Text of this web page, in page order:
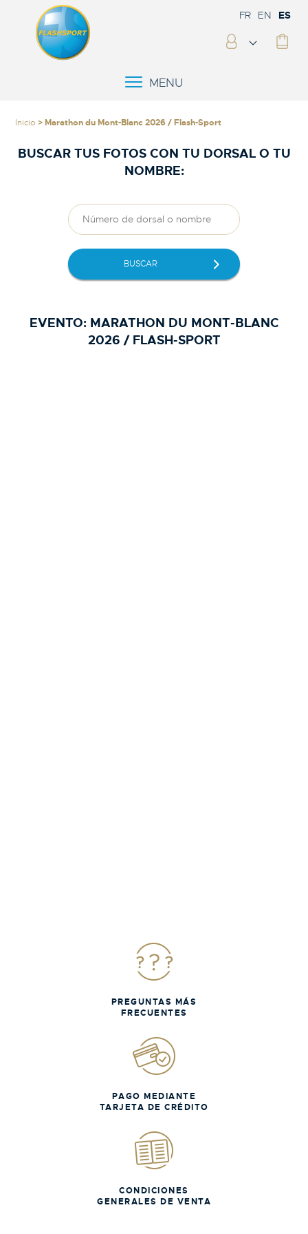
FR EN ES
MENU
Inicio > Marathon du Mont-Blanc 2026 / Flash-Sport
BUSCAR TUS FOTOS CON TU DORSAL O TU
NOMBRE:
BUSCAR
EVENTO: MARATHON DU MONT-BLANC
2026 / FLASH-SPORT
PREGUNTAS MÁS
FRECUENTES
PAGO MEDIANTE
TARJETA DE CRÉDITO
CONDICIONES
GENERALES DE VENTA